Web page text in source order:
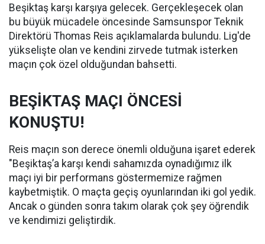
Beşiktaş karşı karşıya gelecek. Gerçekleşecek olan
bu büyük mücadele öncesinde Samsunspor Teknik
Direktörü Thomas Reis açıklamalarda bulundu. Lig'de
yükselişte olan ve kendini zirvede tutmak isterken
maçın çok özel olduğundan bahsetti.
BEŞİKTAŞ MAÇI ÖNCESİ
KONUŞTU!
Reis maçın son derece önemli olduğuna işaret ederek
"Beşiktaş’a karşı kendi sahamızda oynadığımız ilk
maçı iyi bir performans göstermemize rağmen
kaybetmiştik. O maçta geçiş oyunlarından iki gol yedik.
Ancak o günden sonra takım olarak çok şey öğrendik
ve kendimizi geliştirdik.